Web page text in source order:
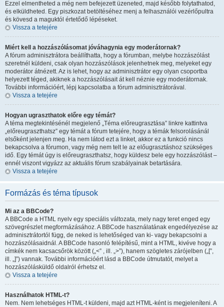
Ezzel elmentheted a még nem befejezett üzeneted, majd később folytathatod,
és elküldheted. Egy piszkozat betöltéséhez menj a felhasználói vezérlőpultra
és kövesd a maguktól értetődő lépéseket.
Vissza a tetejére
Miért kell a hozzászólásomat jóváhagynia egy moderátornak?
A fórum adminisztrátora beállíthatta, hogy a fórumban, melybe hozzászólást
szeretnél küldeni, csak olyan hozzászólások jelenhetnek meg, melyeket egy
moderátor átnézett. Az is lehet, hogy az adminisztrátor egy olyan csoportba
helyezett téged, akiknek a hozzászólásait át kell néznie egy moderátornak.
További információért, lépj kapcsolatba a fórum adminisztrátorával.
Vissza a tetejére
Hogyan ugraszthatok előre egy témát?
A téma megtekintésénél megjelenő „Téma előreugrasztása” linkre kattintva
„előreugraszthatsz” egy témát a fórum tetejére, hogy a témák felsorolásánál
elsőként jelenjen meg. Ha nem látod ezt a linket, akkor ez a funkció nincs
bekapcsolva a fórumon, vagy még nem telt le az előugrasztáshoz szükséges
idő. Egy témát úgy is előreugraszthatsz, hogy küldesz bele egy hozzászólást –
ennél viszont vigyázz az aktuális fórum szabályainak betartására.
Vissza a tetejére
Formázás és téma típusok
Mi az a BBCode?
A BBCode a HTML nyelv egy speciális változata, mely nagy teret enged egy
szövegrészlet megformázásához. A BBCode használatának engedélyezése az
adminisztrátortól függ, de neked is lehetőséged van ki- vagy bekapcsolni a
hozzászólásaidnál. A BBCode hasonló felépítésű, mint a HTML, kivéve hogy a
címkék nem kacsacsőrök között („<” , ill. „>”), hanem szögletes zárójelben („[”,
ill. „]”) vannak. További információért lásd a BBCode útmutatót, melyet a
hozzászólásküldő oldalról érhetsz el.
Vissza a tetejére
Használhatok HTML-t?
Nem. Nem lehetséges HTML-t küldeni, majd azt HTML-ként is megjeleníteni. A